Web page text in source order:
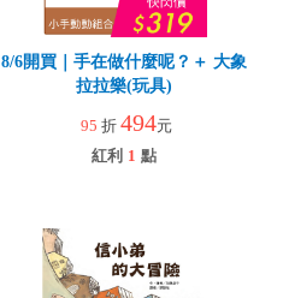
8/6開買｜手在做什麼呢？＋ 大象
拉拉樂(玩具)
95 折 494元
紅利 1 點